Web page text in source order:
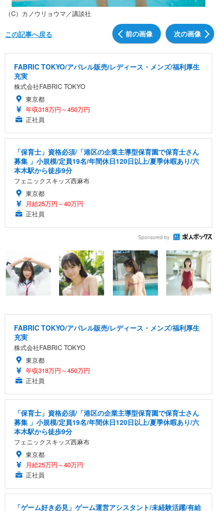
（C）カノウリョウマ／講談社
前の画像 次の画像
この記事へ戻る
FABRIC TOKYO/アパレル販売/レディース・メンズ/福利厚生
充実
株式会社FABRIC TOKYO
東京都
年収318万円～450万円
正社員
「保育士」資格必須/「港区の企業主導型保育園で保育士さん
募集 」小規模/定員19名/年間休日120日以上/夏季休暇あり/六
本木駅から徒歩9分
フェニックスキッズ西麻布
東京都
月給25万円～40万円
正社員
Sponsored by
FABRIC TOKYO/アパレル販売/レディース・メンズ/福利厚生
充実
株式会社FABRIC TOKYO
東京都
年収318万円～450万円
正社員
「保育士」資格必須/「港区の企業主導型保育園で保育士さん
募集 」小規模/定員19名/年間休日120日以上/夏季休暇あり/六
本木駅から徒歩9分
フェニックスキッズ西麻布
東京都
月給25万円～40万円
正社員
「ゲーム好き必見」ゲーム運営アシスタント/未経験活躍/有給